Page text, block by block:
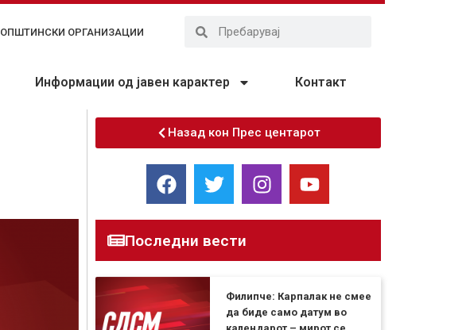
ОПШТИНСКИ ОРГАНИЗАЦИИ
Информации од јавен карактер Контакт
Назад кон Прес центарот
Последни вести
Филипче: Карпалак не смее
да биде само датум во